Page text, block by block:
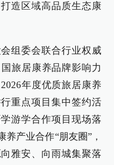
造区域高品质生态康
组委会联合行业权威
旅居康养品牌影响力
年度优质旅居康养
重点项目集中签约活
游学合作项目现场落
产业合作“朋友圈”，
雅安、向雨城集聚落